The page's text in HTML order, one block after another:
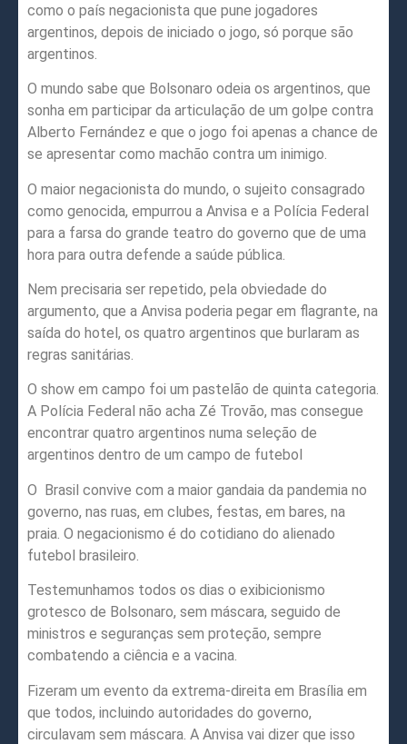
como o país negacionista que pune jogadores
argentinos, depois de iniciado o jogo, só porque são
argentinos.
O mundo sabe que Bolsonaro odeia os argentinos, que
sonha em participar da articulação de um golpe contra
Alberto Fernández e que o jogo foi apenas a chance de
se apresentar como machão contra um inimigo.
O maior negacionista do mundo, o sujeito consagrado
como genocida, empurrou a Anvisa e a Polícia Federal
para a farsa do grande teatro do governo que de uma
hora para outra defende a saúde pública.
Nem precisaria ser repetido, pela obviedade do
argumento, que a Anvisa poderia pegar em flagrante, na
saída do hotel, os quatro argentinos que burlaram as
regras sanitárias.
O show em campo foi um pastelão de quinta categoria.
A Polícia Federal não acha Zé Trovão, mas consegue
encontrar quatro argentinos numa seleção de
argentinos dentro de um campo de futebol
O Brasil convive com a maior gandaia da pandemia no
governo, nas ruas, em clubes, festas, em bares, na
praia. O negacionismo é do cotidiano do alienado
futebol brasileiro.
Testemunhamos todos os dias o exibicionismo
grotesco de Bolsonaro, sem máscara, seguido de
ministros e seguranças sem proteção, sempre
combatendo a ciência e a vacina.
Fizeram um evento da extrema-direita em Brasília em
que todos, incluindo autoridades do governo,
circulavam sem máscara. A Anvisa vai dizer que isso